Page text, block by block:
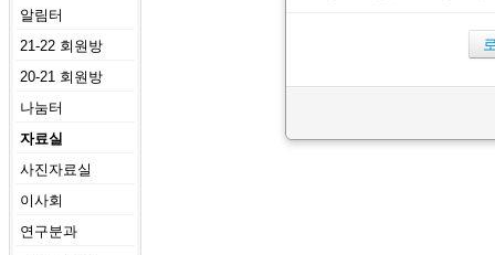
알림터
21-22 회원방
20-21 회원방
나눔터
자료실
사진자료실
이사회
연구분과